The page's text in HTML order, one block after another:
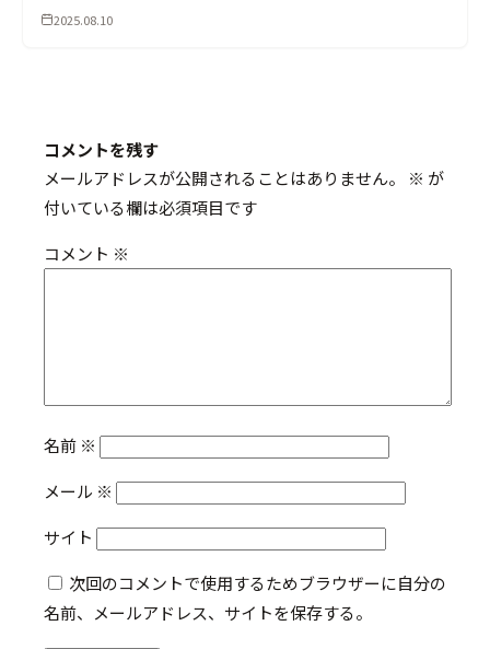
2025.08.10
コメントを残す
メールアドレスが公開されることはありません。
※ が
付いている欄は必須項目です
コメント ※
名前 ※
メール ※
サイト
次回のコメントで使用するためブラウザーに自分の
名前、メールアドレス、サイトを保存する。